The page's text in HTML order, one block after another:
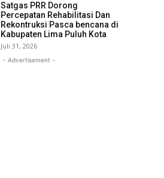
Satgas PRR Dorong
Percepatan Rehabilitasi Dan
Rekontruksi Pasca bencana di
Kabupaten Lima Puluh Kota
Juli 31, 2026
- Advertisement -